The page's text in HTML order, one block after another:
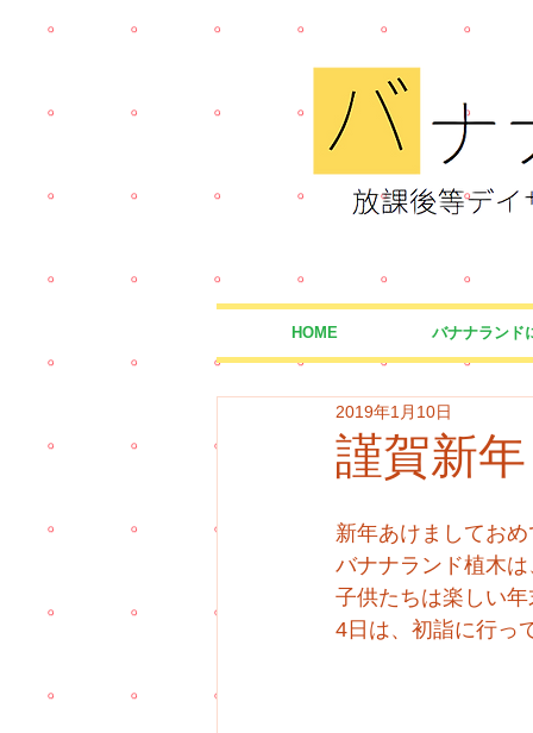
HOME バナナランド
謹賀新年
2019年1月10日
新年あけましてお
バナナランド植木
子供たちは楽しい
4日は、初詣に行っ